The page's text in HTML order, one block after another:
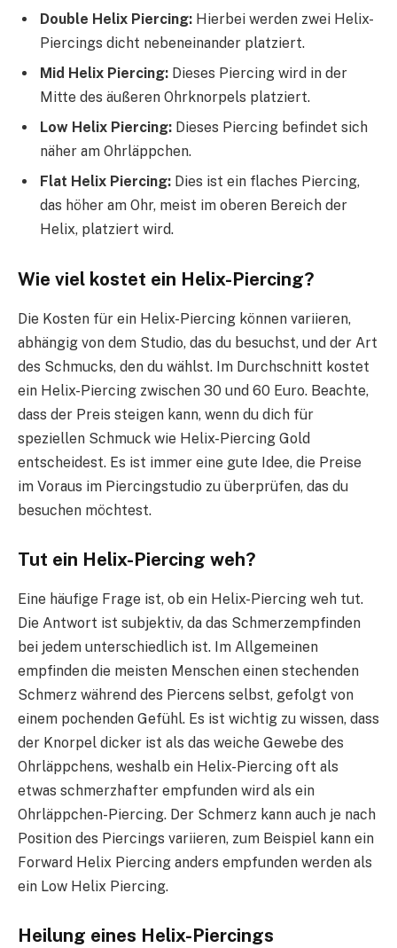
Double Helix Piercing: Hierbei werden zwei Helix-
Piercings dicht nebeneinander platziert.
Mid Helix Piercing: Dieses Piercing wird in der
Mitte des äußeren Ohrknorpels platziert.
Low Helix Piercing: Dieses Piercing befindet sich
näher am Ohrläppchen.
Flat Helix Piercing: Dies ist ein flaches Piercing,
das höher am Ohr, meist im oberen Bereich der
Helix, platziert wird.
Wie viel kostet ein Helix-Piercing?
Die Kosten für ein Helix-Piercing können variieren,
abhängig von dem Studio, das du besuchst, und der Art
des Schmucks, den du wählst. Im Durchschnitt kostet
ein Helix-Piercing zwischen 30 und 60 Euro. Beachte,
dass der Preis steigen kann, wenn du dich für
speziellen Schmuck wie Helix-Piercing Gold
entscheidest. Es ist immer eine gute Idee, die Preise
im Voraus im Piercingstudio zu überprüfen, das du
besuchen möchtest.
Tut ein Helix-Piercing weh?
Eine häufige Frage ist, ob ein Helix-Piercing weh tut.
Die Antwort ist subjektiv, da das Schmerzempfinden
bei jedem unterschiedlich ist. Im Allgemeinen
empfinden die meisten Menschen einen stechenden
Schmerz während des Piercens selbst, gefolgt von
einem pochenden Gefühl. Es ist wichtig zu wissen, dass
der Knorpel dicker ist als das weiche Gewebe des
Ohrläppchens, weshalb ein Helix-Piercing oft als
etwas schmerzhafter empfunden wird als ein
Ohrläppchen-Piercing. Der Schmerz kann auch je nach
Position des Piercings variieren, zum Beispiel kann ein
Forward Helix Piercing anders empfunden werden als
ein Low Helix Piercing.
Heilung eines Helix-Piercings